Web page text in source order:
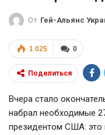
От Гей-Альянс
0
1 025
Поделиться
Вчера стало
набрал необходимые
президентом США: это